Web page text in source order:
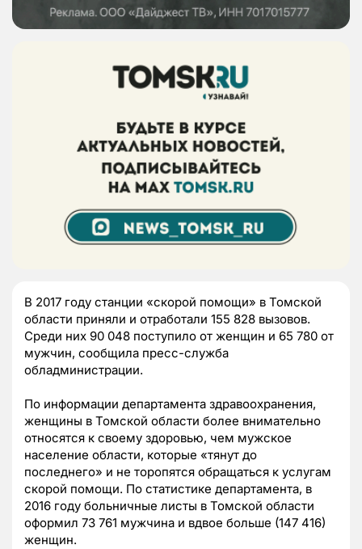
В 2017 году станции «скорой помощи» в Томской
области приняли и отработали 155 828 вызовов.
Среди них 90 048 поступило от женщин и 65 780 от
мужчин, сообщила пресс-служба
обладминистрации.
По информации департамента здравоохранения,
женщины в Томской области более внимательно
относятся к своему здоровью, чем мужское
население области, которые «тянут до
последнего» и не торопятся обращаться к услугам
скорой помощи. По статистике департамента, в
2016 году больничные листы в Томской области
оформил 73 761 мужчина и вдвое больше (147 416)
женщин.